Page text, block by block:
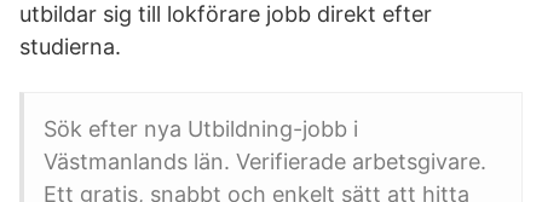
utbildar sig till lokförare jobb direkt efter
studierna.
Sök efter nya Utbildning-jobb i
Västmanlands län. Verifierade arbetsgivare.
Ett gratis, snabbt och enkelt sätt att hitta